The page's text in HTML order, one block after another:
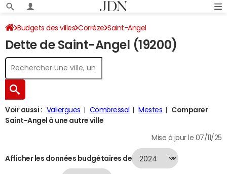
Budgets des villes Corrèze Saint-Angel
Dette au 31/12/2024
Dette de Saint-Angel (19200)
Voir aussi : Valiergues Combressol Mestes
Comparer
Saint-Angel à une autre ville
Mise à jour le 07/11/25
Afficher les données budgétaires de